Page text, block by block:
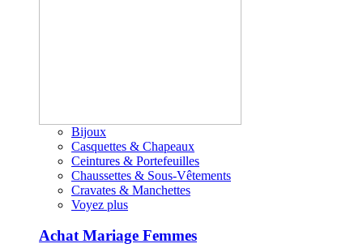
Bijoux
Casquettes & Chapeaux
Ceintures & Portefeuilles
Chaussettes & Sous-Vêtements
Cravates & Manchettes
Voyez plus
Achat Mariage Femmes